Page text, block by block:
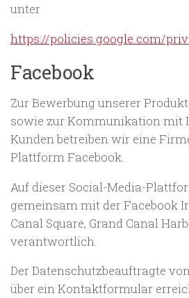
unter
https://policies.google.com/
Facebook
Zur Bewerbung unserer
sowie zur Kommunikation mit
Kunden betreiben wir eine
Plattform Facebook.
Auf dieser Social-Media-
gemeinsam mit der Facebook
Canal Square, Grand Canal
verantwortlich.
Der Datenschutzbeauftragte
über ein Kontaktformular